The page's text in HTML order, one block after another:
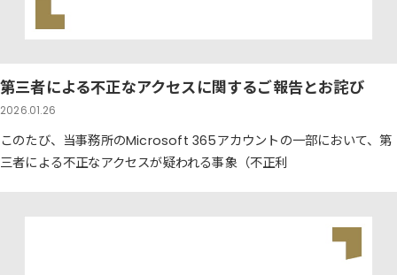
第三者による不正なアクセスに関するご報告とお詫び
2026.01.26
このたび、当事務所のMicrosoft 365アカウントの一部において、第
三者による不正なアクセスが疑われる事象（不正利